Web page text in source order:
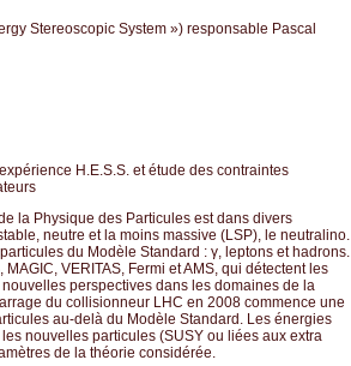
Stereoscopic System ») responsable Pascal
H.E.S.S. et étude des contraintes
la Physique des Particules est dans divers
neutre et la moins massive (LSP), le neutralino.
du Modèle Standard : γ, leptons et hadrons.
VERITAS, Fermi et AMS, qui détectent les
perspectives dans les domaines de la
du collisionneur LHC en 2008 commence une
au-delà du Modèle Standard. Les énergies
nouvelles particules (SUSY ou liées aux extra
de la théorie considérée.